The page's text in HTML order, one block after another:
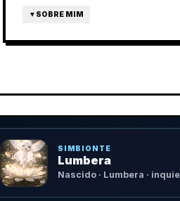
▼ SOBRE MIM
SIMBIONTE
Lumbera
Nascido · Lumbera ·